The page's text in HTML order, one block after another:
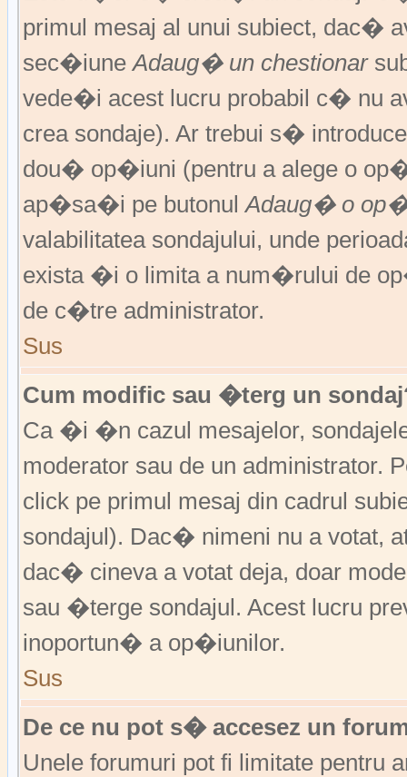
primul mesaj al unui subiect, dac�
sec�iuneAdaug� un chestionar
vede�i acest lucru probabil c� nu
crea sondaje). Ar trebui s�
dou� op�iuni (pentru a alege o
ap�sa�i pe butonulAdaug� o
valabilitatea sondajului, unde
exista �i o limita a num�rului de
de c�tre administrator.
Sus
Cum modific sau �terg un
Ca �i �n cazul mesajelor,
moderator sau de un administrator.
click pe primul mesaj din cadrul
sondajul). Dac� nimeni nu a
dac� cineva a votat deja, doar
sau �terge sondajul. Acest lucru
inoportun� a op�iunilor.
Sus
De ce nu pot s� accesez un
Unele forumuri pot fi limitate pentru